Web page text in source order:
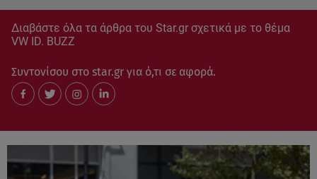
Διαβάστε όλα τα άρθρα του Star.gr σχετικά με το θέμα
VW ID. BUZZ
Συντονίσου στο star.gr για ό,τι σε αφορά.